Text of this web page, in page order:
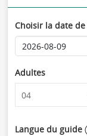
Choisir la date
Adultes
Langue du guide